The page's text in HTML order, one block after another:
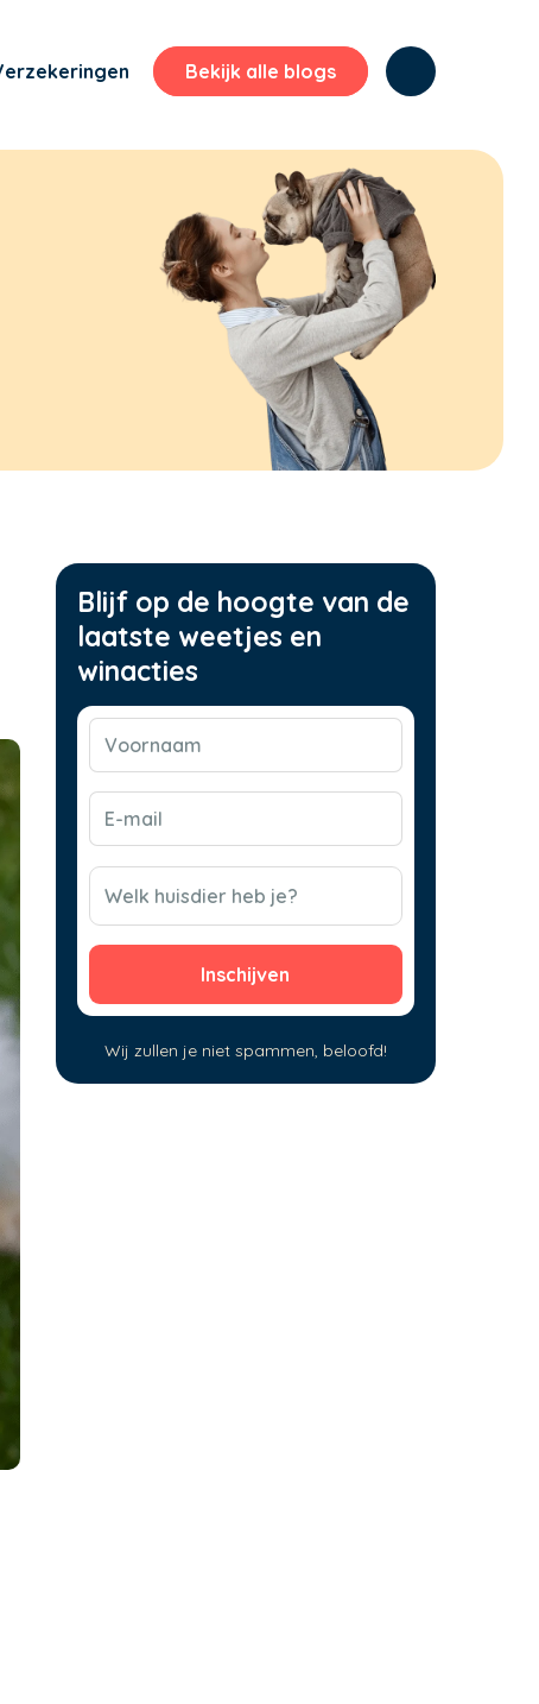
Bekijk alle blogs
Blijf op de hoogte van de
laatste weetjes en
winacties
Voornaam
E-
mail
CAPTCHA
Welk huisdier heb je?
Wij zullen je niet spammen, beloofd!